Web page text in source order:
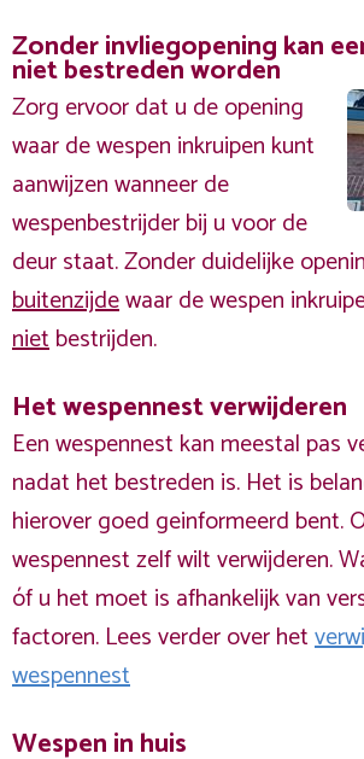
Zonder invliegopening kan
niet bestreden worden
Zorg ervoor dat u de opening
waar de wespen inkruipen kunt
aanwijzen wanneer de
wespenbestrijder bij u voor de
deur staat. Zonder duidelijke
buitenzijdewaar de wespen
nietbestrijden.
Het wespennest verwijderen
Een wespennest kan meestal pas
nadat het bestreden is. Het is
hierover goed geinformeerd bent.
wespennest zelf wilt verwijderen.
óf u het moet is afhankelijk van
factoren. Lees verder over het
wespennest
Wespen in huis